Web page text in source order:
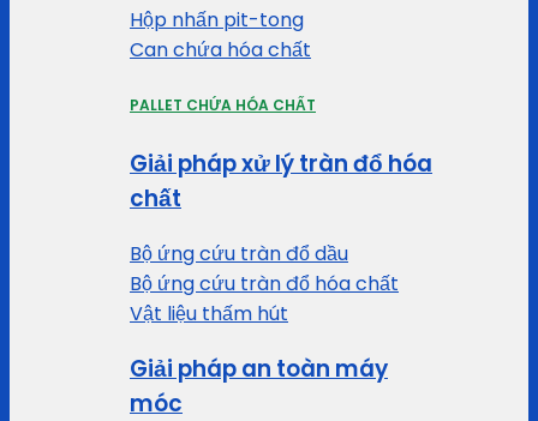
Hộp nhấn pit-tong
Can chứa hóa chất
PALLET CHỨA HÓA CHẤT
Giải pháp xử lý tràn đổ hóa
chất
Bộ ứng cứu tràn đổ dầu
Bộ ứng cứu tràn đổ hóa chất
Vật liệu thấm hút
Giải pháp an toàn máy
móc